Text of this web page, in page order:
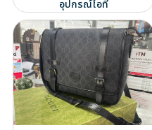
อุปกรณ์ไอที